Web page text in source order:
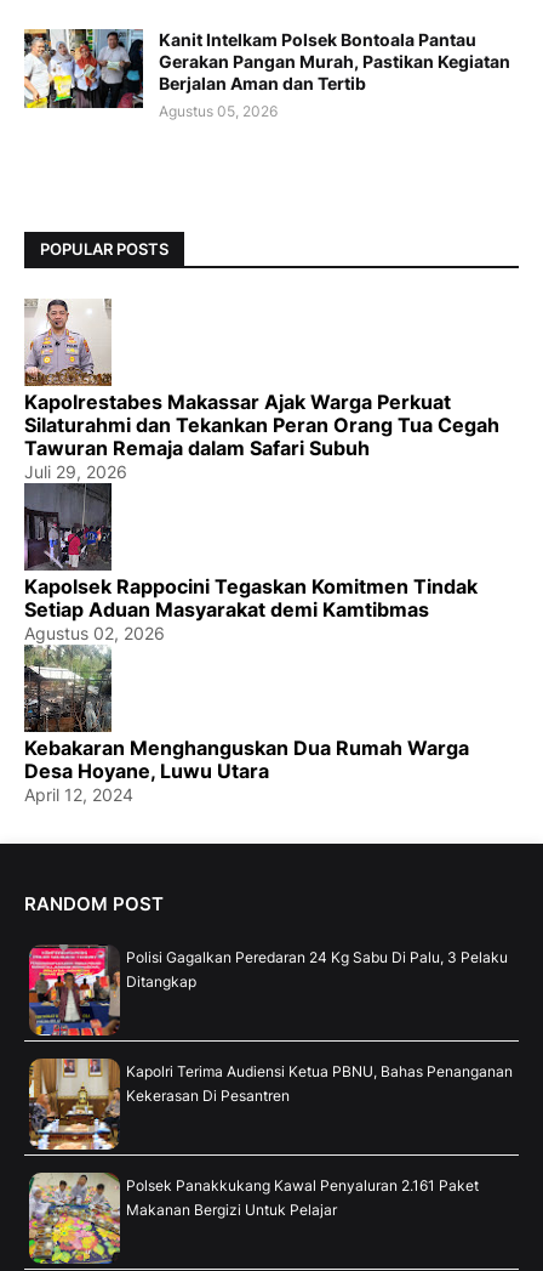
Kanit Intelkam Polsek Bontoala Pantau
Gerakan Pangan Murah, Pastikan Kegiatan
Berjalan Aman dan Tertib
Agustus 05, 2026
POPULAR POSTS
Kapolrestabes Makassar Ajak Warga Perkuat
Silaturahmi dan Tekankan Peran Orang Tua Cegah
Tawuran Remaja dalam Safari Subuh
Juli 29, 2026
Kapolsek Rappocini Tegaskan Komitmen Tindak
Setiap Aduan Masyarakat demi Kamtibmas
Agustus 02, 2026
Kebakaran Menghanguskan Dua Rumah Warga
Desa Hoyane, Luwu Utara
April 12, 2024
RANDOM POST
Polisi Gagalkan Peredaran 24 Kg Sabu Di Palu, 3 Pelaku
Ditangkap
Kapolri Terima Audiensi Ketua PBNU, Bahas Penanganan
Kekerasan Di Pesantren
Polsek Panakkukang Kawal Penyaluran 2.161 Paket
Makanan Bergizi Untuk Pelajar